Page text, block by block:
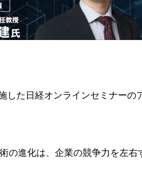
した日経オンラインセミナーの
の進化は、企業の競争力を左右